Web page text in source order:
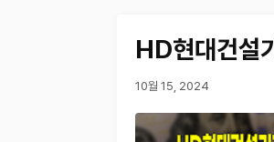
HD현대건설
10월 15, 2024